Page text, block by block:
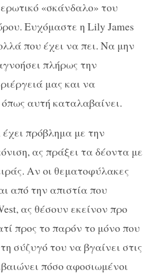
«σκάνδαλο» του
Ευχόμαστε η Lily James
που έχει να πει. Να μην
πλήρως την
μας και να
αυτή καταλαβαίνει.
πρόβλημα με την
ας πράξει τα δέοντα με
Αν οι θεματοφύλακες
από την απιστία που
ας θέσουν εκείνον προ
προς το παρόν το μόνο που
σύζυγό του να βγαίνει στις
πόσο αφοσιωμένοι